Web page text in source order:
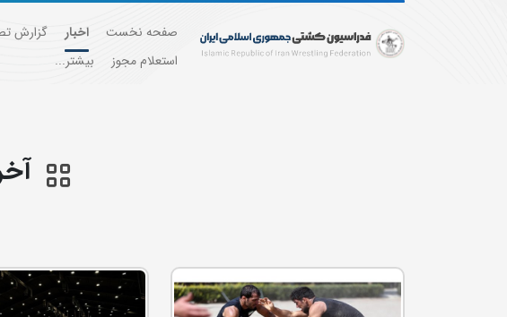
صفحه نخست اخبار گزارش
استعلام مجوز
بیشتر...